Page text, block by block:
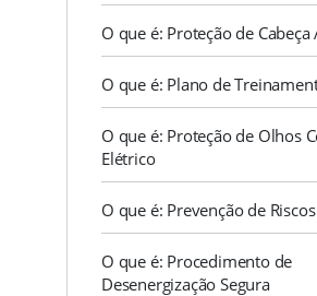
O que é: Proteção de
O que é: Plano de
O que é: Proteção de Olhos
Elétrico
O que é: Prevenção de
O que é: Procedimento de
Desenergização Segura